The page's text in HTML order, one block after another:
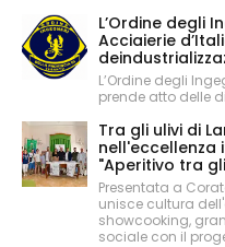
L’Ordine degli
Acciaierie
L’Ordine degli
prende atto delle
Tra gli ulivi di
nell'eccellenza
"Aperitivo tra
Presentata a
unisce cultura
showcooking,
sociale con il